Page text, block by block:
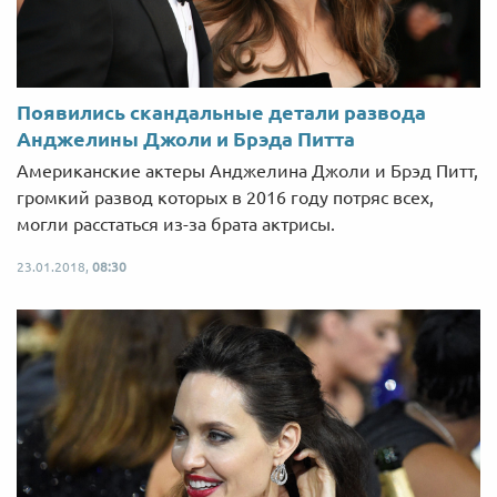
Появились скандальные детали развода
Анджелины Джоли и Брэда Питта
Американские актеры Анджелина Джоли и Брэд Питт,
громкий развод которых в 2016 году потряс всех,
могли расстаться из-за брата актрисы.
23.01.2018, 08:30